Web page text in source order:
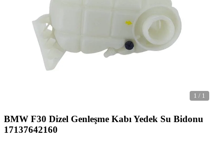
1 / 1
BMW F30 Dizel Genleşme Kabı Yedek Su Bidonu
17137642160